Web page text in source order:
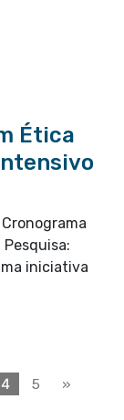
Ética
iniciativa
4 5 »